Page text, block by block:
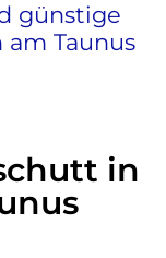
günstige
am Taunus
in